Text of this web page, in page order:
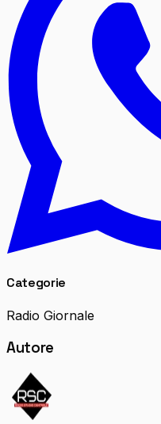
Categorie
Radio Giornale
Autore